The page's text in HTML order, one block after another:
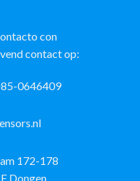
con
contact op:
0646409
172-178
Dongen